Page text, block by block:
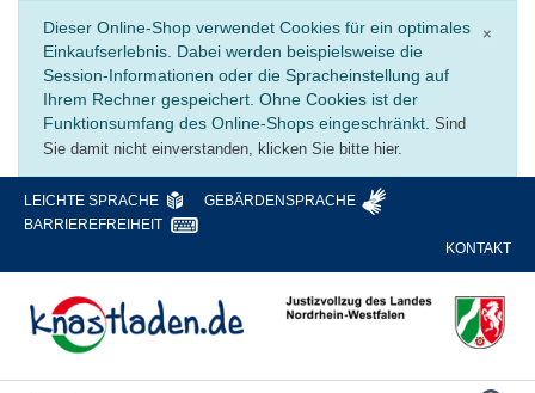
×
Dieser Online-Shop verwendet Cookies für ein optimales
Einkaufserlebnis. Dabei werden beispielsweise die
Session-Informationen oder die Spracheinstellung auf
Ihrem Rechner gespeichert. Ohne Cookies ist der
Funktionsumfang des Online-Shops eingeschränkt. Sind
Sie damit nicht einverstanden, klicken Sie bitte hier.
LEICHTE SPRACHE
GEBÄRDENSPRACHE
BARRIEREFREIHEIT
KONTAKT